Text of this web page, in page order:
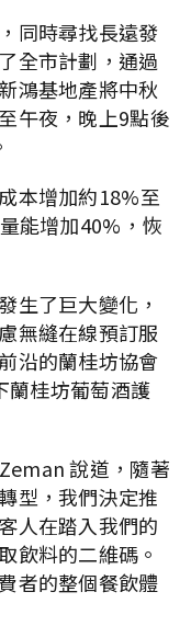
同時尋找長遠發
全市計劃，通過
鴻基地產將中秋
午夜，晚上9點後
本增加約18%至
能增加40%，恢
生了巨大變化，
無縫在線預訂服
沿的蘭桂坊協會
蘭桂坊葡萄酒護
說道，隨著
型，我們決定推
人在踏入我們的
飲料的二維碼。
者的整個餐飲體